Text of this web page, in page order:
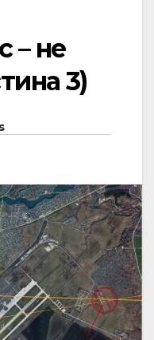
– не
3)